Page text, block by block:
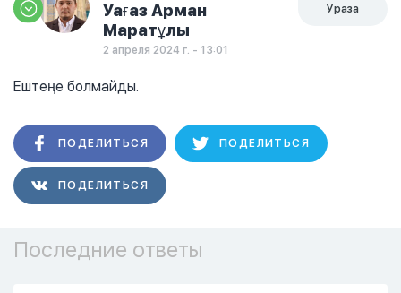
Уағаз Арман
Маратұлы
2 апреля 2024 г. - 13:01
Ураза
Ештеңе болмайды.
ПОДЕЛИТЬСЯ ПОДЕЛИТЬСЯ
ПОДЕЛИТЬСЯ
Последние ответы